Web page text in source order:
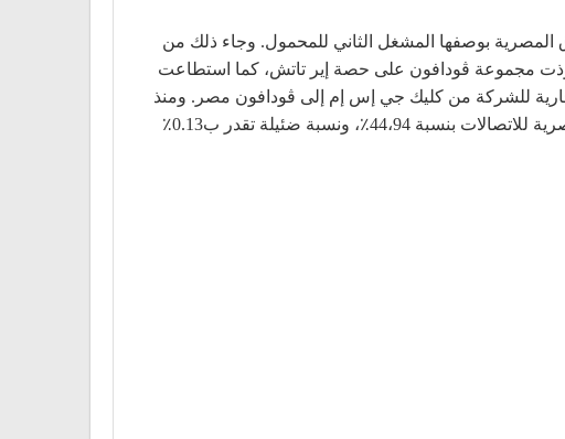
المصرية بوصفها المشغل الثاني للمحمول. وجاء ذلك من
العالمية، وشركة إير تاتش، وبعض الشركاء المحليين والدوليين. وفي عام 1999، استحوذت مجموعة ڤودافون على حصة إير تاتش، كما استطاعت
الدولي فيفاندي. وفي يناير عام 2002، تغيرت العلامة التجارية للشركة من كليك جي إس إم إلى ڤودافون مصر. ومنذ
عام 2007، أصبحت بنية المساهمين في ڤودافون مصر تتكون من: مجموعة ڤودافون بنسبة 54.93٪، الشركة المصرية للاتصالات بنسبة 44،94٪، ونسبة ضئيلة تقدر ب0.13٪